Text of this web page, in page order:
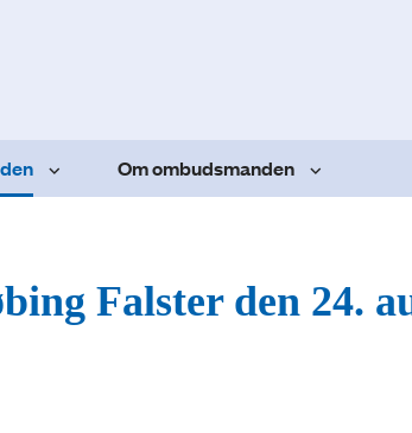
Om ombudsmanden
Falster den 24.